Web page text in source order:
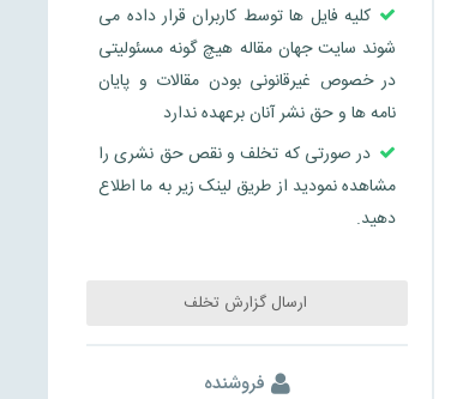
کلیه فایل ها توسط کاربران قرار داده می
شوند سایت جهان مقاله هیچ گونه مسئولیتی
در خصوص غیرقانونی بودن مقالات و پایان
نامه ها و حق نشر آنان برعهده ندارد
در صورتی که تخلف و نقص حق نشری را
مشاهده نمودید از طریق لینک زیر به ما اطلاع
دهید.
ارسال گزارش تخلف
فروشنده